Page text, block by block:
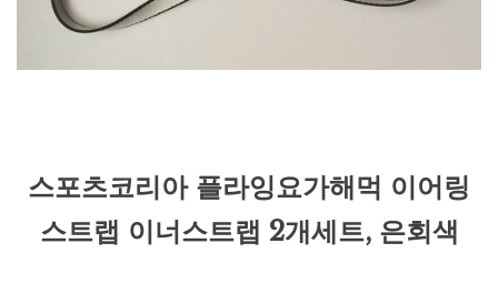
스포츠코리아 플라잉요가해먹 이어링
스트랩 이너스트랩 2개세트, 은회색